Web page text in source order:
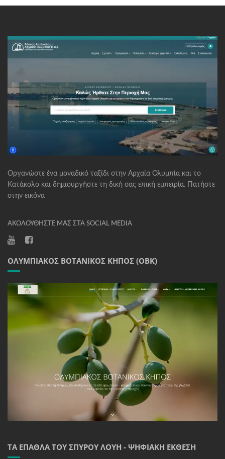
Οργανώστε ένα μοναδικό ταξίδι στην Αρχαία Ολυμπία και το
Κατάκολο και δημιουργήστε τη δική σας επική εμπειρία. Πατήστε
στην εικόνα
ΑΚΟΛΟΥΘΉΣΤΕ ΜΑΣ ΣΤΑ SOCIAL MEDIA
ΟΛΥΜΠΙΑΚΌΣ ΒΟΤΑΝΙΚΌΣ ΚΉΠΟΣ (ΟΒΚ)
ΤΑ ΈΠΑΘΛΑ ΤΟΥ ΣΠΎΡΟΥ ΛΟΎΗ - ΨΗΦΙΑΚΉ ΈΚΘΕΣΗ